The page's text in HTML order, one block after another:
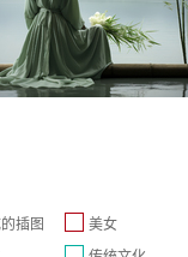
插图
美女